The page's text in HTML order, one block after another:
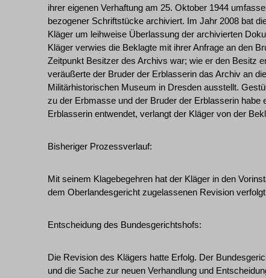
ihrer eigenen Verhaftung am 25. Oktober 1944
bezogener Schriftstücke archiviert. Im Jahr 2008 bat
Kläger um leihweise Überlassung der archivierten
Kläger verwies die Beklagte mit ihrer Anfrage an den
Zeitpunkt Besitzer des Archivs war; wie er den Besitz
veräußerte der Bruder der Erblasserin das Archiv an
Militärhistorischen Museum in Dresden ausstellt.
zu der Erbmasse und der Bruder der Erblasserin habe
Erblasserin entwendet, verlangt der Kläger von der
Bisheriger Prozessverlauf:
Mit seinem Klagebegehren hat der Kläger in den
dem Oberlandesgericht zugelassenen Revision
Entscheidung des Bundesgerichtshofs:
Die Revision des Klägers hatte Erfolg. Der
und die Sache zur neuen Verhandlung und